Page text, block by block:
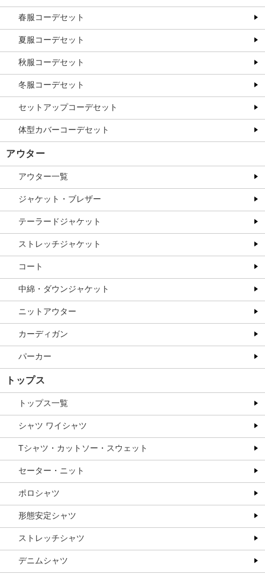
春服コーデセット
夏服コーデセット
秋服コーデセット
冬服コーデセット
セットアップコーデセット
体型カバーコーデセット
アウター
アウター一覧
ジャケット・ブレザー
テーラードジャケット
ストレッチジャケット
コート
中綿・ダウンジャケット
ニットアウター
カーディガン
パーカー
トップス
トップス一覧
シャツ ワイシャツ
Tシャツ・カットソー・スウェット
セーター・ニット
ポロシャツ
形態安定シャツ
ストレッチシャツ
デニムシャツ